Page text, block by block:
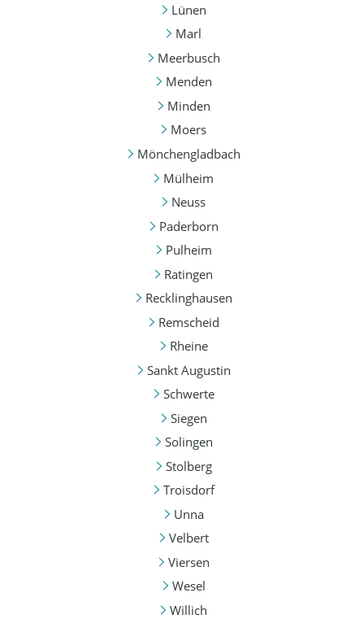
Lünen
Marl
Meerbusch
Menden
Minden
Moers
Mönchengladbach
Mülheim
Neuss
Paderborn
Pulheim
Ratingen
Recklinghausen
Remscheid
Rheine
Sankt Augustin
Schwerte
Siegen
Solingen
Stolberg
Troisdorf
Unna
Velbert
Viersen
Wesel
Willich